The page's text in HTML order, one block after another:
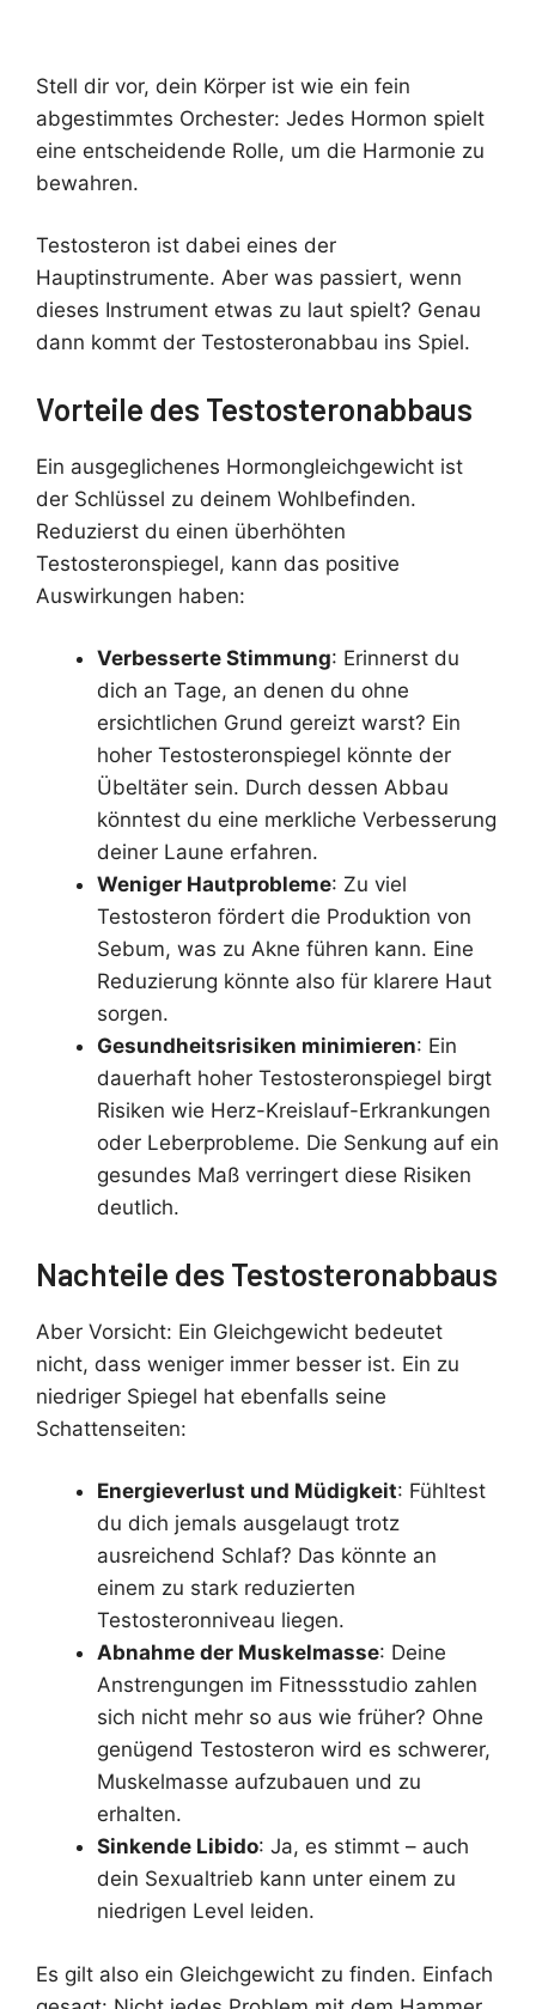
Stell dir vor, dein Körper ist wie ein fein
abgestimmtes Orchester: Jedes Hormon spielt
eine entscheidende Rolle, um die Harmonie zu
bewahren.
Testosteron ist dabei eines der
Hauptinstrumente. Aber was passiert, wenn
dieses Instrument etwas zu laut spielt? Genau
dann kommt der Testosteronabbau ins Spiel.
Vorteile des Testosteronabbaus
Ein ausgeglichenes Hormongleichgewicht ist
der Schlüssel zu deinem Wohlbefinden.
Reduzierst du einen überhöhten
Testosteronspiegel, kann das positive
Auswirkungen haben:
Verbesserte Stimmung: Erinnerst du
dich an Tage, an denen du ohne
ersichtlichen Grund gereizt warst? Ein
hoher Testosteronspiegel könnte der
Übeltäter sein. Durch dessen Abbau
könntest du eine merkliche Verbesserung
deiner Laune erfahren.
Weniger Hautprobleme: Zu viel
Testosteron fördert die Produktion von
Sebum, was zu Akne führen kann. Eine
Reduzierung könnte also für klarere Haut
sorgen.
Gesundheitsrisiken minimieren: Ein
dauerhaft hoher Testosteronspiegel birgt
Risiken wie Herz-Kreislauf-Erkrankungen
oder Leberprobleme. Die Senkung auf ein
gesundes Maß verringert diese Risiken
deutlich.
Nachteile des Testosteronabbaus
Aber Vorsicht: Ein Gleichgewicht bedeutet
nicht, dass weniger immer besser ist. Ein zu
niedriger Spiegel hat ebenfalls seine
Schattenseiten:
Energieverlust und Müdigkeit: Fühltest
du dich jemals ausgelaugt trotz
ausreichend Schlaf? Das könnte an
einem zu stark reduzierten
Testosteronniveau liegen.
Abnahme der Muskelmasse: Deine
Anstrengungen im Fitnessstudio zahlen
sich nicht mehr so aus wie früher? Ohne
genügend Testosteron wird es schwerer,
Muskelmasse aufzubauen und zu
erhalten.
Sinkende Libido: Ja, es stimmt – auch
dein Sexualtrieb kann unter einem zu
niedrigen Level leiden.
Es gilt also ein Gleichgewicht zu finden. Einfach